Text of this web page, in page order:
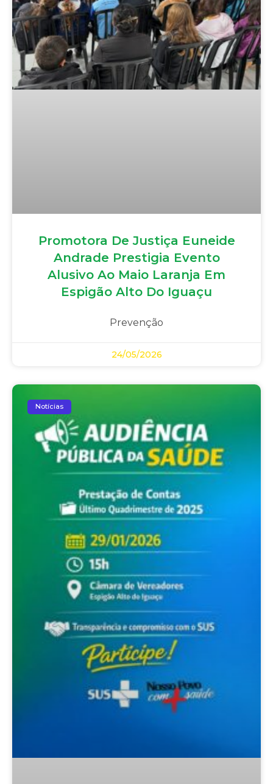
Promotora De Justiça Euneide
Andrade Prestigia Evento
Alusivo Ao Maio Laranja Em
Espigão Alto Do Iguaçu
Prevenção
24/05/2026
Notícias